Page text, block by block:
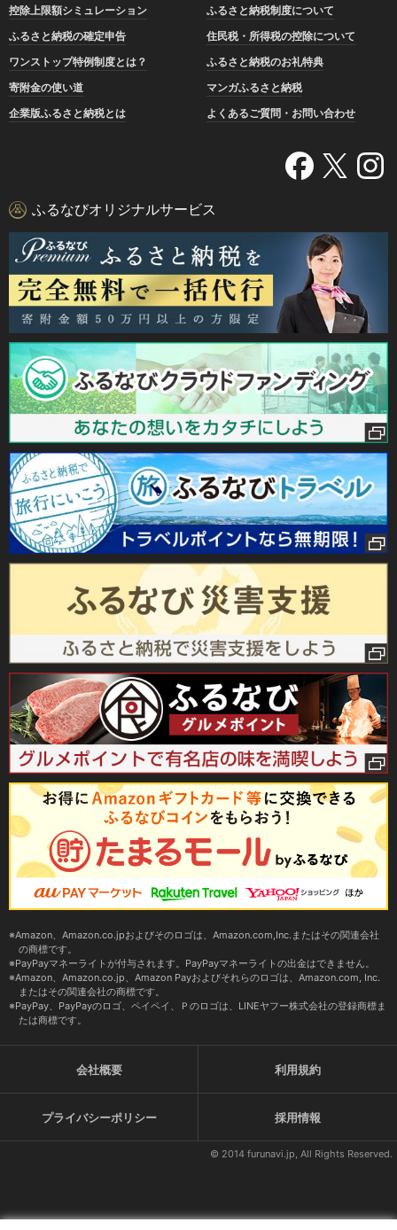
控除上限額シミュレーション
ふるさと納税制度について
ふるさと納税の確定申告
住民税・所得税の控除について
ワンストップ特例制度とは？
ふるさと納税のお礼特典
寄附金の使い道
マンガふるさと納税
企業版ふるさと納税とは
よくあるご質問・お問い合わせ
ふるなびオリジナルサービス
Amazon、Amazon.co.jpおよびそのロゴは、Amazon.com,Inc.またはその関連会社
の商標です。
PayPayマネーライトが付与されます。PayPayマネーライトの出金はできません。
Amazon、Amazon.co.jp、Amazon Payおよびそれらのロゴは、Amazon.com, Inc.
またはその関連会社の商標です。
PayPay、PayPayのロゴ、ペイペイ、Ｐのロゴは、LINEヤフー株式会社の登録商標ま
たは商標です。
会社概要 利用規約
プライバシーポリシー 採用情報
© 2014 furunavi.jp, All Rights Reserved.